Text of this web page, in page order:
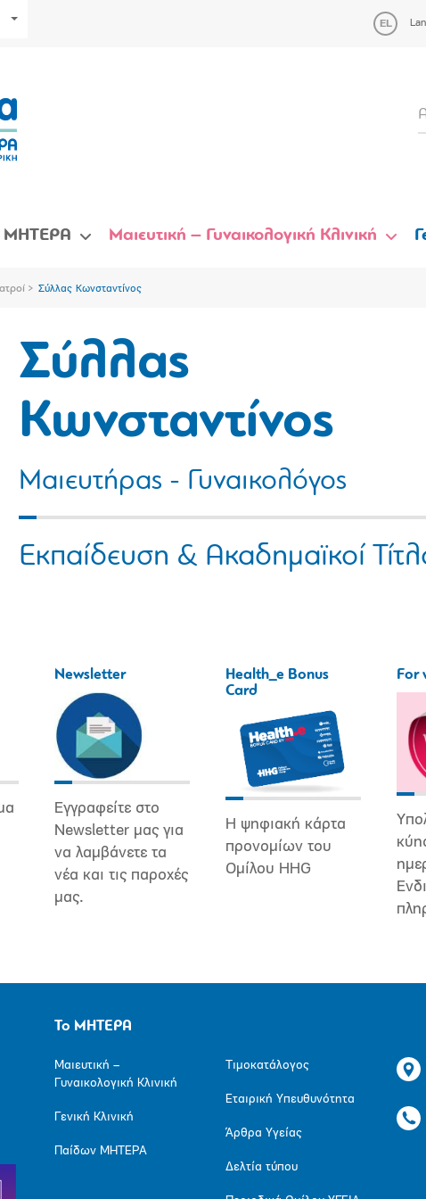
ΜΗΤΕΡΑ Μαιευτική – Γυναικολογική Κλινική
Ιατροί Σύλλας Κωνσταντίνος
Σύλλας
Κωνσταντίνος
Μαιευτήρας - Γυναικολόγος
Εκπαίδευση & Ακαδημαϊκοί
Newsletter
Εγγραφείτε στο
Newsletter μας για
να λαμβάνετε τα
νέα και τις παροχές
μας.
Health_e Bonus
Card
Η ψηφιακή κάρτα
προνομίων του
Ομίλου HHG
For
Το ΜΗΤΕΡΑ
Μαιευτική –
Γυναικολογική Κλινική
Γενική Κλινική
Παίδων ΜΗΤΕΡΑ
Τιμοκατάλογος
Εταιρική Υπευθυνότητα
Άρθρα Υγείας
Δελτία τύπου